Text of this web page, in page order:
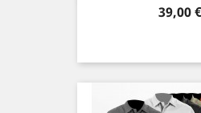
Preis
39,00 €